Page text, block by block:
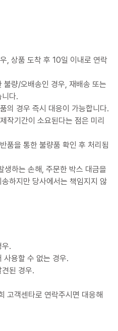
, 상품 도착 후 10일 이내로 연락
불량/오배송인 경우, 재배송 또는
다.
의 경우 즉시 대응이 가능합니다.
작기간이 소요된다는 점은 미리
품을 통한 불량품 확인 후 처리됨
생하는 손해, 주문한 박스 대금을
하지만 당사에서는 책임지지 않
.
용할 수 없는 경우.
된 경우.
고객센타로 연락주시면 대응해